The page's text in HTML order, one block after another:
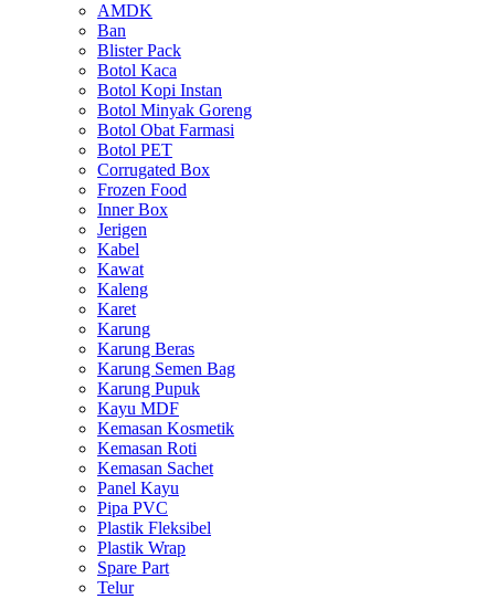
AMDK
Ban
Blister Pack
Botol Kaca
Botol Kopi Instan
Botol Minyak Goreng
Botol Obat Farmasi
Botol PET
Corrugated Box
Frozen Food
Inner Box
Jerigen
Kabel
Kawat
Kaleng
Karet
Karung
Karung Beras
Karung Semen Bag
Karung Pupuk
Kayu MDF
Kemasan Kosmetik
Kemasan Roti
Kemasan Sachet
Panel Kayu
Pipa PVC
Plastik Fleksibel
Plastik Wrap
Spare Part
Telur